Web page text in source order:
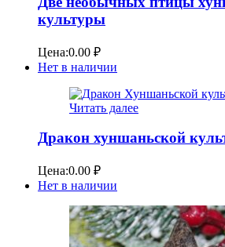
культуры
Цена:0.00 ₽
Нет в наличии
Читать далее
Дракон хуншаньской
Цена:0.00 ₽
Нет в наличии